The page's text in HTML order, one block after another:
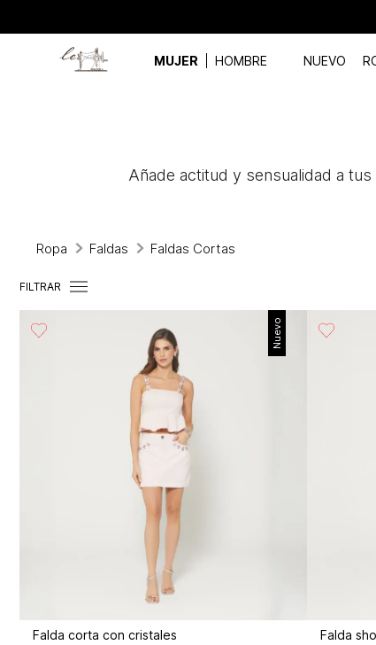
MUJER HOMBRE NUEVO
Añade actitud y sensualidad a
Ropa Faldas Faldas Cortas
FILTRAR
Nuevo
Falda corta con cristales Falda